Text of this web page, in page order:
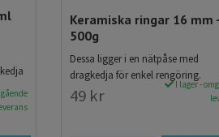
Keramiska ringar 16 mm -
500g
Dessa ligger i en nätpåse med
dragkedja för enkel rengöring.
49 kr
I lager -